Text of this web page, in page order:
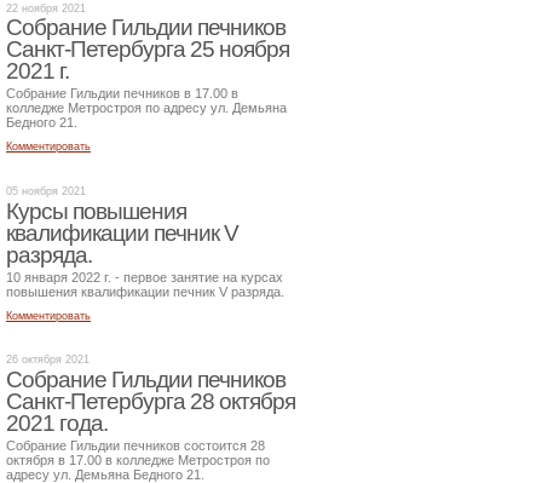
22 ноября 2021
Собрание Гильдии печников
Санкт-Петербурга 25 ноября
2021 г.
Собрание Гильдии печников в 17.00 в
колледже Метростроя по адресу ул. Демьяна
Бедного 21.
Комментировать
05 ноября 2021
Курсы повышения
квалификации печник V
разряда.
10 января 2022 г. - первое занятие на курсах
повышения квалификации печник V разряда.
Комментировать
26 октября 2021
Собрание Гильдии печников
Санкт-Петербурга 28 октября
2021 года.
Собрание Гильдии печников состоится 28
октября в 17.00 в колледже Метростроя по
адресу ул. Демьяна Бедного 21.